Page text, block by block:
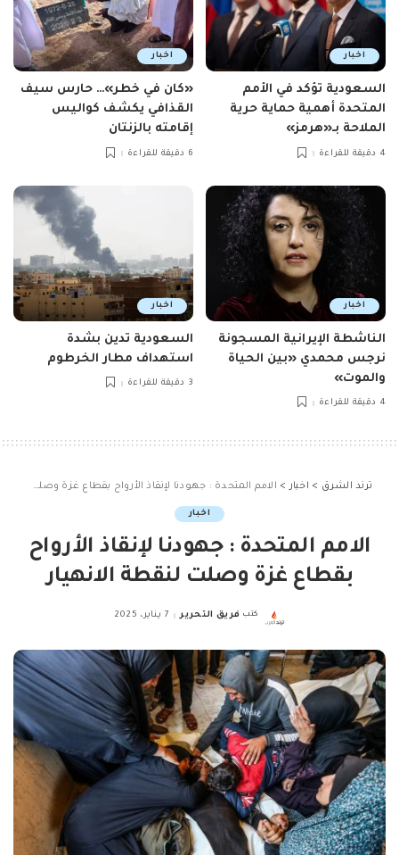
اخبار
السعودية تؤكد في الأمم
المتحدة أهمية حماية حرية
الملاحة بـ«هرمز»
4 دقيقة للقراءة
اخبار
«كان في خطر»… حارس سيف
القذافي يكشف كواليس
إقامته بالزنتان
6 دقيقة للقراءة
اخبار
الناشطة الإيرانية المسجونة
نرجس محمدي «بين الحياة
والموت»
4 دقيقة للقراءة
اخبار
السعودية تدين بشدة
استهداف مطار الخرطوم
3 دقيقة للقراءة
ترند الشرق > اخبار > الامم المتحدة : جهودنا لإنقاذ الأرواح بقطاع غزة وصلت لنقطة الانهيار
اخبار
الامم المتحدة : جهودنا لإنقاذ الأرواح
بقطاع غزة وصلت لنقطة الانهيار
Posted
كتب فريق التحرير 7 يناير، 2025